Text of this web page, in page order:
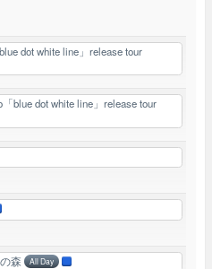
dot white line」release tour
blue dot white line」release tour
森 All Day